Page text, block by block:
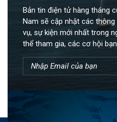
Bản tin điện tử hàng tháng
Nam sẽ cập nhật các
vụ, sự kiện mới nhất trong
thể tham gia, các cơ hội